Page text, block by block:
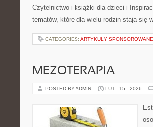
Czytelnictwo i książki dla dzieci i
tematów, które dla wielu rodzin stają się
CATEGORIES: ARTYKUŁY SPONSOROWANE
MEZOTERAPIA
POSTED BY ADMIN LUT - 15 - 2026